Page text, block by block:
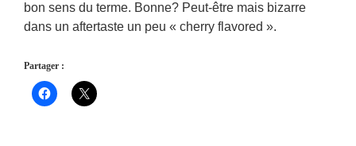
bon sens du terme. Bonne? Peut-être mais bizarre
dans un aftertaste un peu « cherry flavored ».
Partager :